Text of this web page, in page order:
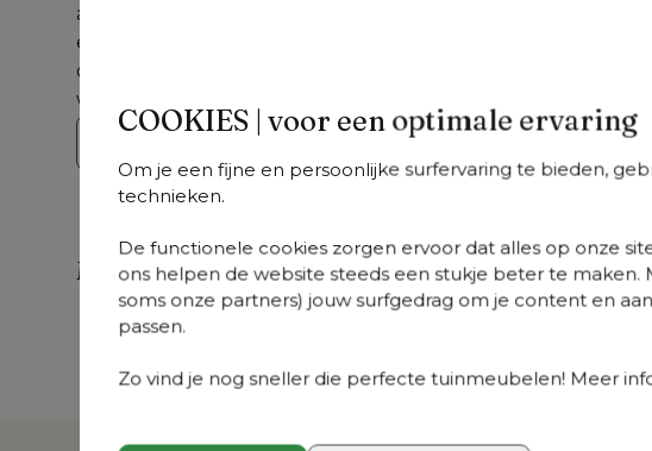
COOKIES | voor een optimale ervaring
Om je een fijne en persoonlijke surfervaring te bieden,
technieken.
De functionele cookies zorgen ervoor dat alles op onze
ons helpen de website steeds een stukje beter te maken.
soms onze partners) jouw surfgedrag om je content en
passen.
Zo vind je nog sneller die perfecte tuinmeubelen! Meer
aan de bijpassende Orso tuintafels en maak van jouw tuin of
een plek om weg te dromen. Orso combineert verfijning met
ontspanning en biedt een buitenbeleving van de bovenste
waardoor elk moment buiten bijzonder wordt.
Bekijk de collectie
Meer uit deze collectie
Orso +
tuinstoel in wit
rechthoekig
rechthoekig